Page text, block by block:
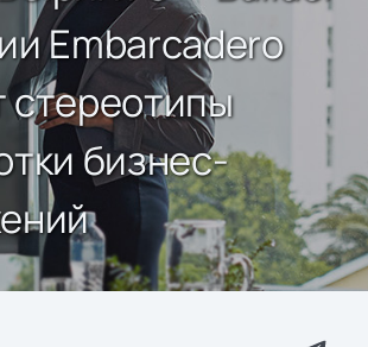
Embarcadero
бизнес-